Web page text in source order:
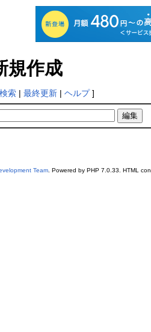
規作成
索 | 最終更新 | ヘルプ]
Team. Powered by PHP 7.0.33. HTML